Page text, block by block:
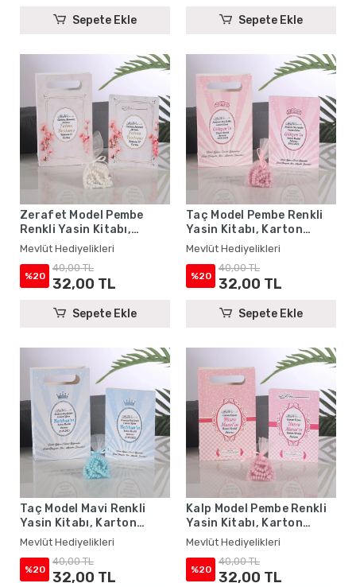
Sepete Ekle Sepete Ekle
Zerafet Model Pembe
Renkli Yasin Kitabı,
Karton Çanta ve Tesbih -
Mevlüt Hediyelikleri
Mevlüt Hediyelikleri
%20
40,00 TL
32,00 TL
Sepete Ekle
Taç Model Pembe Renkli
Yasin Kitabı, Karton
Çanta ve Tesbih - Mevlüt
Hediyelikleri
Mevlüt Hediyelikleri
%20
40,00 TL
32,00 TL
Sepete Ekle
Taç Model Mavi Renkli
Yasin Kitabı, Karton
Çanta ve Tesbih - Mevlüt
Hediyelikleri
Mevlüt Hediyelikleri
%20
40,00 TL
32,00 TL
Kalp Model Pembe Renkli
Yasin Kitabı, Karton
Çanta ve Tesbih - Mevlüt
Hediyelikleri
Mevlüt Hediyelikleri
%20
40,00 TL
32,00 TL